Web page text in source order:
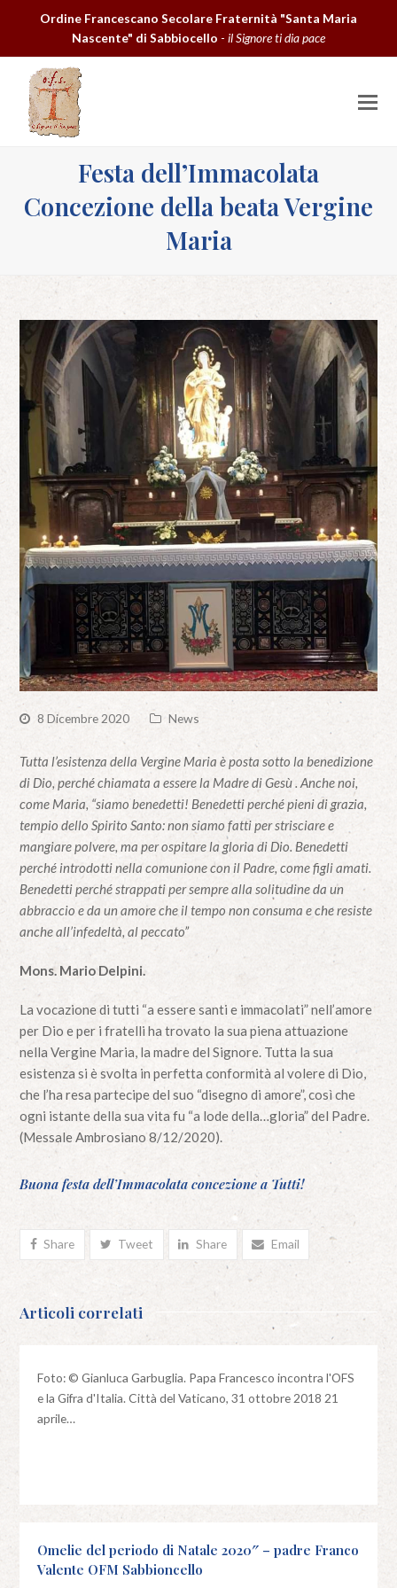
Ordine Francescano Secolare Fraternità "Santa Maria
Nascente" di Sabbiocello - il Signore ti dia pace
Festa dell’Immacolata
Concezione della beata Vergine
Maria
8 Dicembre 2020 News
Tutta l’esistenza della Vergine Maria è posta sotto la benedizione
di Dio, perché chiamata a essere la Madre di Gesù . Anche noi,
come Maria, “siamo benedetti! Benedetti perché pieni di grazia,
tempio dello Spirito Santo: non siamo fatti per strisciare e
mangiare polvere, ma per ospitare la gloria di Dio. Benedetti
perché introdotti nella comunione con il Padre, come figli amati.
Benedetti perché strappati per sempre alla solitudine da un
abbraccio e da un amore che il tempo non consuma e che resiste
anche all’infedeltà, al peccato”
Mons. Mario Delpini.
La vocazione di tutti “a essere santi e immacolati” nell’amore
per Dio e per i fratelli ha trovato la sua piena attuazione
nella Vergine Maria, la madre del Signore. Tutta la sua
esistenza si è svolta in perfetta conformità al volere di Dio,
che l’ha resa partecipe del suo “disegno di amore”, così che
ogni istante della sua vita fu “a lode della…gloria” del Padre.
(Messale Ambrosiano 8/12/2020).
Buona festa dell’Immacolata concezione a Tutti!
Share Tweet Share Email
Articoli correlati
Foto: © Gianluca Garbuglia. Papa Francesco incontra l'OFS
e la Gifra d'Italia. Città del Vaticano, 31 ottobre 2018 21
aprile…
Omelie del periodo di Natale 2020″ – padre Franco
Valente OFM Sabbioncello